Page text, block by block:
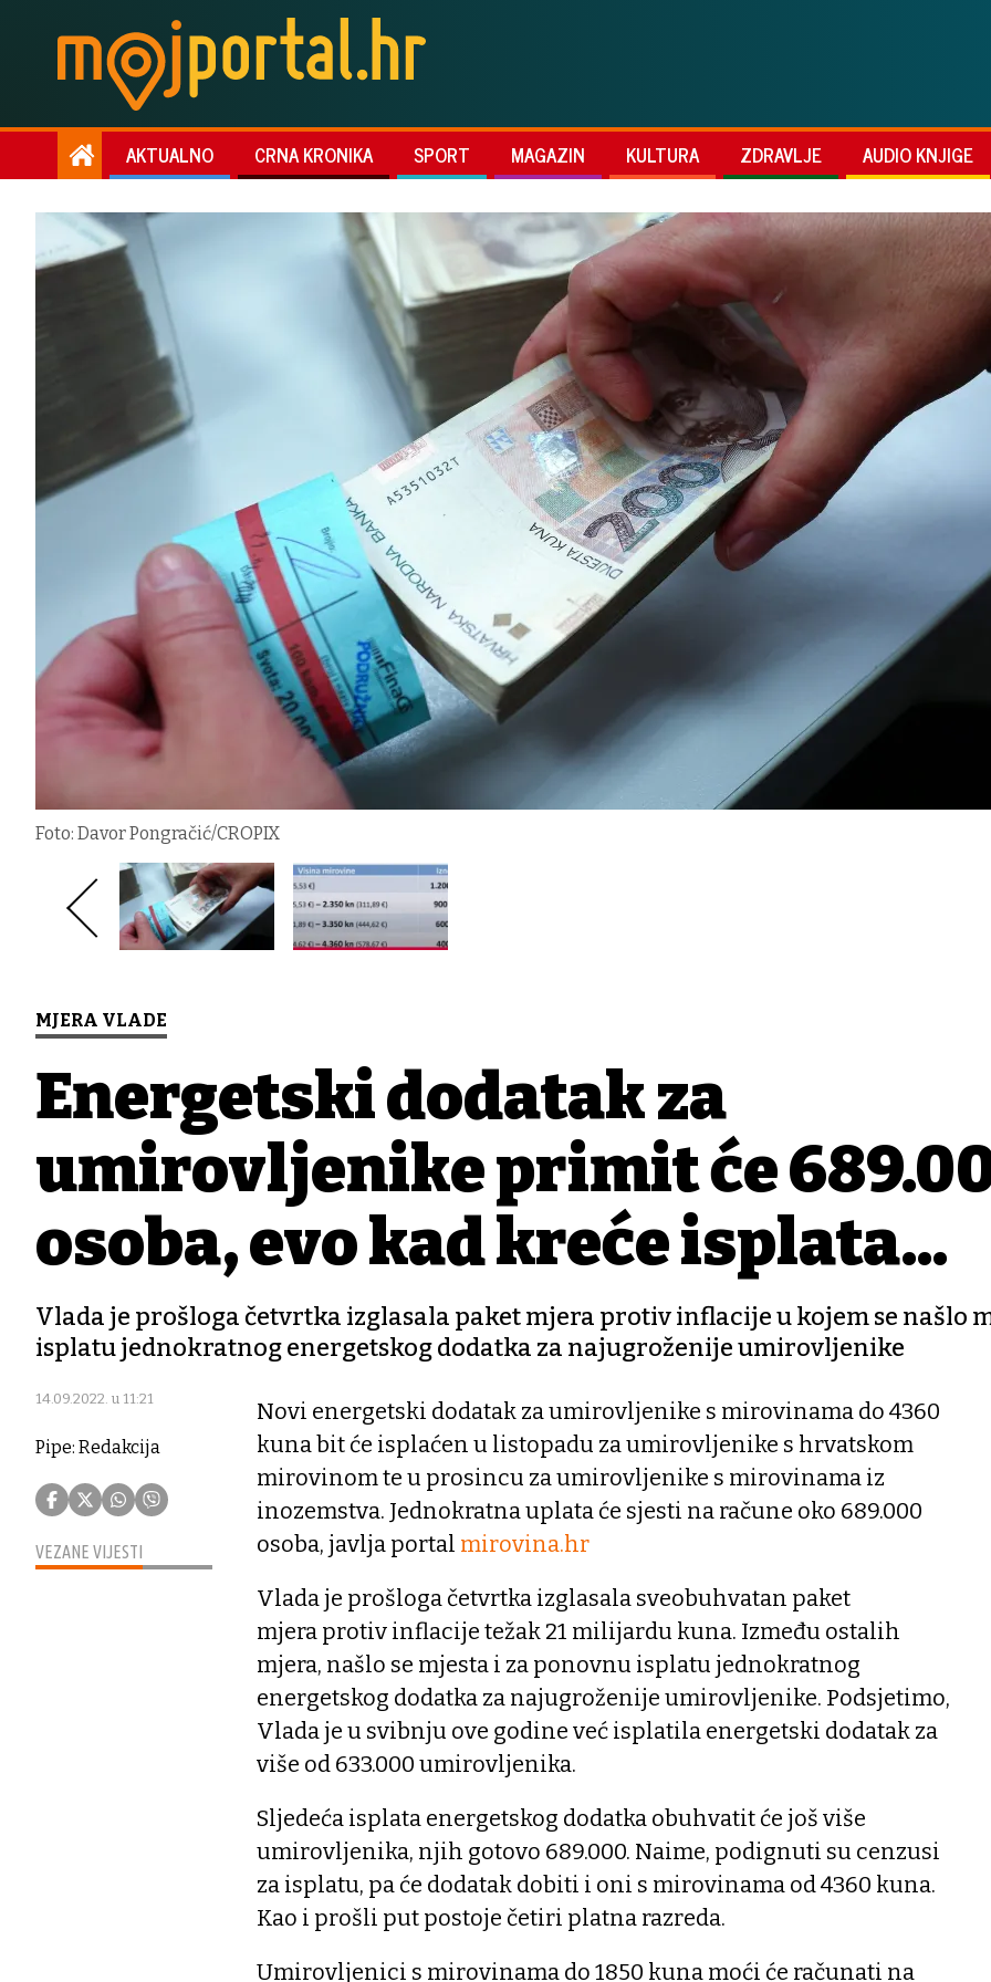
AKTUALNO CRNA KRONIKA SPORT MAGAZIN KULTURA ZDRAVLJE AUDIO KNJIGE
Foto: Davor Pongračić/CROPIX
MJERA VLADE
Energetski dodatak za
umirovljenike primit će
osoba, evo kad kreće isplata...
Vlada je prošloga četvrtka izglasala paket mjera protiv inflacije u kojem se našlo
isplatu jednokratnog energetskog dodatka za najugroženije umirovljenike
14.09.2022. u 11:21
Pipe: Redakcija
VEZANE VIJESTI
Novi energetski dodatak za umirovljenike s mirovinama do 4360
kuna bit će isplaćen u listopadu za umirovljenike s hrvatskom
mirovinom te u prosincu za umirovljenike s mirovinama iz
inozemstva. Jednokratna uplata će sjesti na račune oko 689.000
osoba, javlja portal mirovina.hr
Vlada je prošloga četvrtka izglasala sveobuhvatan paket
mjera protiv inflacije težak 21 milijardu kuna. Između ostalih
mjera, našlo se mjesta i za ponovnu isplatu jednokratnog
energetskog dodatka za najugroženije umirovljenike. Podsjetimo,
Vlada je u svibnju ove godine već isplatila energetski dodatak za
više od 633.000 umirovljenika.
Sljedeća isplata energetskog dodatka obuhvatit će još više
umirovljenika, njih gotovo 689.000. Naime, podignuti su cenzusi
za isplatu, pa će dodatak dobiti i oni s mirovinama od 4360 kuna.
Kao i prošli put postoje četiri platna razreda.
Umirovljenici s mirovinama do 1850 kuna moći će računati na